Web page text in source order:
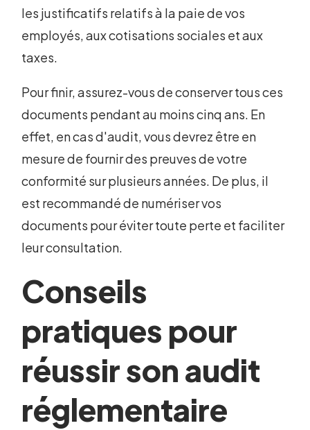
les justificatifs relatifs à la paie de vos
employés, aux cotisations sociales et aux
taxes.
Pour finir, assurez-vous de conserver tous ces
documents pendant au moins cinq ans. En
effet, en cas d'audit, vous devrez être en
mesure de fournir des preuves de votre
conformité sur plusieurs années. De plus, il
est recommandé de numériser vos
documents pour éviter toute perte et faciliter
leur consultation.
Conseils
pratiques pour
réussir son audit
réglementaire